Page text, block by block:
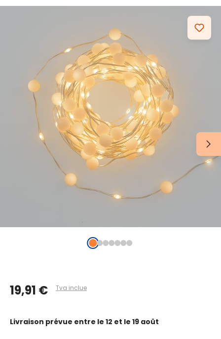
19,91 € Tva inclue
Livraison prévue entre le 12 et le 19 août